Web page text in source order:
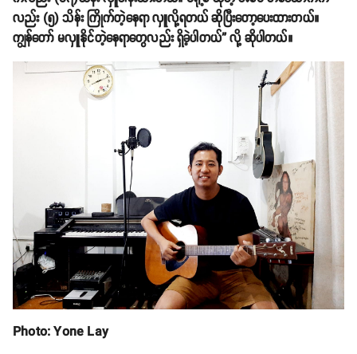
လည်း (၅) သိန်း ကြိုက်တဲ့နေရာ လှူလို့ရတယ် ဆိုပြီးတော့ပေးထားတယ်။
ကျွန်တော် မလှူနိုင်တဲ့နေရာတွေလည်း ရှိခဲ့ပါတယ်” လို့ ဆိုပါတယ်။
Photo: Yone Lay